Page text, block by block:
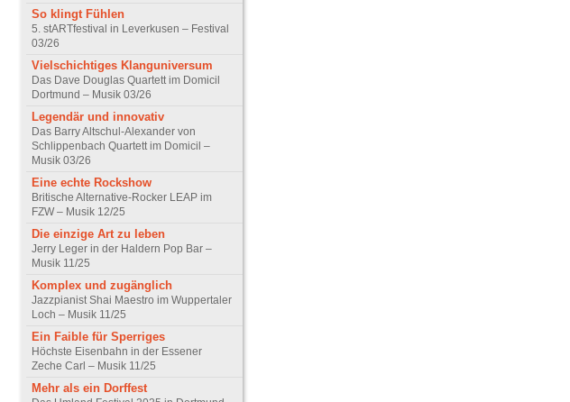
So klingt Fühlen
5. stARTfestival in Leverkusen – Festival
03/26
Vielschichtiges Klanguniversum
Das Dave Douglas Quartett im Domicil
Dortmund – Musik 03/26
Legendär und innovativ
Das Barry Altschul-Alexander von
Schlippenbach Quartett im Domicil –
Musik 03/26
Eine echte Rockshow
Britische Alternative-Rocker LEAP im
FZW – Musik 12/25
Die einzige Art zu leben
Jerry Leger in der Haldern Pop Bar –
Musik 11/25
Komplex und zugänglich
Jazzpianist Shai Maestro im Wuppertaler
Loch – Musik 11/25
Ein Faible für Sperriges
Höchste Eisenbahn in der Essener
Zeche Carl – Musik 11/25
Mehr als ein Dorffest